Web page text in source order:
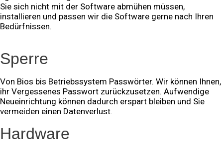
Sie sich nicht mit der Software abmühen müssen,
installieren und passen wir die Software gerne nach Ihren
Bedürfnissen.
Sperre
Von Bios bis Betriebssystem Passwörter. Wir können Ihnen,
ihr Vergessenes Passwort zurückzusetzen. Aufwendige
Neueinrichtung können dadurch erspart bleiben und Sie
vermeiden einen Datenverlust.
Hardware